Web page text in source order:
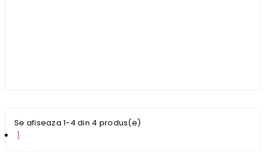
Se afiseaza 1-4 din 4 produs(e)
1